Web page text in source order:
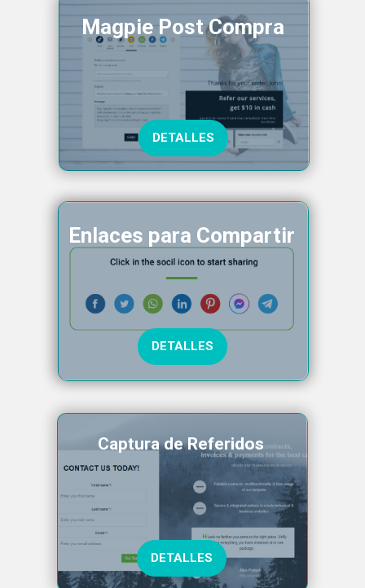
Enlaces para Compartir
DETALLES
DETALLES
Magpie Post Compra
Captura de Referidos
DETALLES